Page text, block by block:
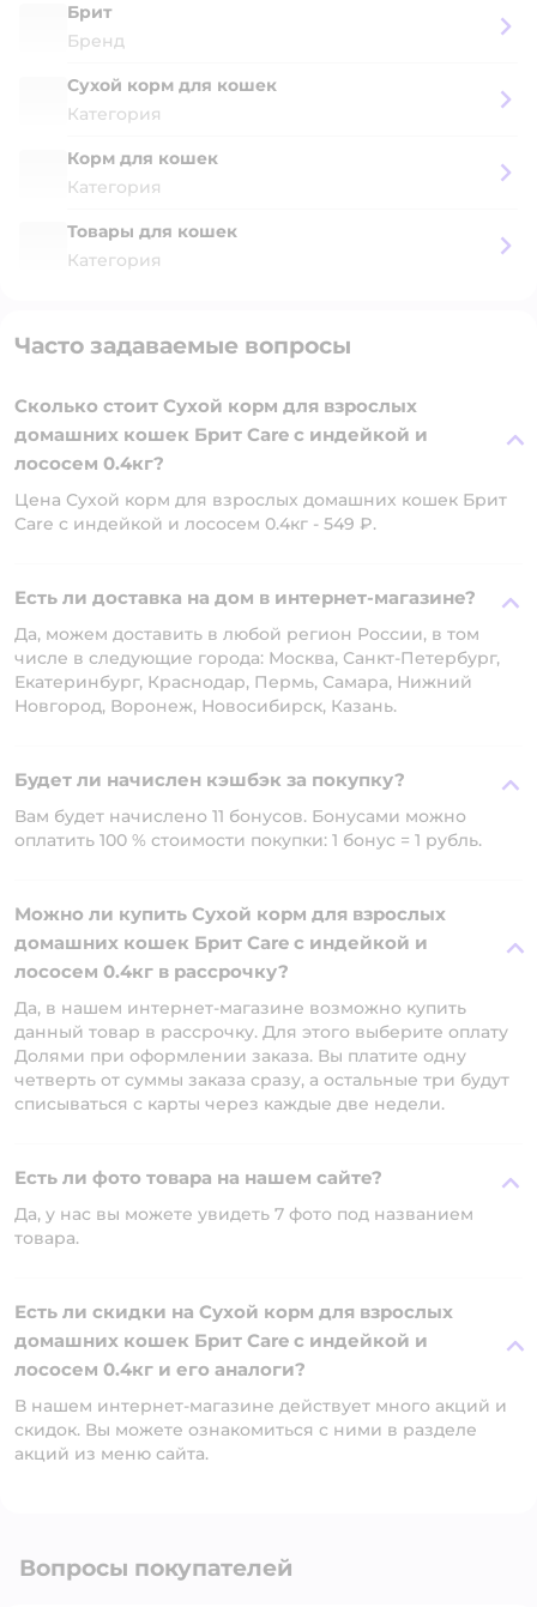
Брит
Бренд
Сухой корм для кошек
Категория
Корм для кошек
Категория
Товары для кошек
Категория
Часто задаваемые вопросы
Сколько стоит Сухой корм для взрослых
домашних кошек Брит Care с индейкой и
лососем 0.4кг?
Цена Сухой корм для взрослых домашних кошек Брит
Care с индейкой и лососем 0.4кг - 549 ₽.
Есть ли доставка на дом в интернет-магазине?
Да, можем доставить в любой регион России, в том
числе в следующие города: Москва, Санкт-Петербург,
Екатеринбург, Краснодар, Пермь, Самара, Нижний
Новгород, Воронеж, Новосибирск, Казань.
Будет ли начислен кэшбэк за покупку?
Вам будет начислено 11 бонусов. Бонусами можно
оплатить 100 % стоимости покупки: 1 бонус = 1 рубль.
Можно ли купить Сухой корм для взрослых
домашних кошек Брит Care с индейкой и
лососем 0.4кг в рассрочку?
Да, в нашем интернет-магазине возможно купить
данный товар в рассрочку. Для этого выберите оплату
Долями при оформлении заказа. Вы платите одну
четверть от суммы заказа сразу, а остальные три будут
списываться с карты через каждые две недели.
Есть ли фото товара на нашем сайте?
Да, у нас вы можете увидеть 7 фото под названием
товара.
Есть ли скидки на Сухой корм для взрослых
домашних кошек Брит Care с индейкой и
лососем 0.4кг и его аналоги?
В нашем интернет-магазине действует много акций и
скидок. Вы можете ознакомиться с ними в разделе
акций из меню сайта.
Вопросы покупателей